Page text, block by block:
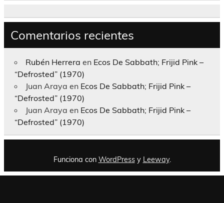
Comentarios recientes
Rubén Herrera en Ecos De Sabbath; Frijid Pink –
“Defrosted” (1970)
Juan Araya en Ecos De Sabbath; Frijid Pink –
“Defrosted” (1970)
Juan Araya en Ecos De Sabbath; Frijid Pink –
“Defrosted” (1970)
Funciona con WordPressy Leeway.